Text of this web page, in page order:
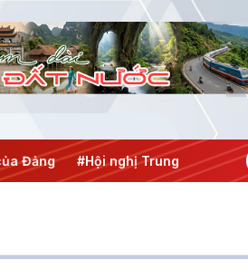
#Hội nghị Trung ương 3